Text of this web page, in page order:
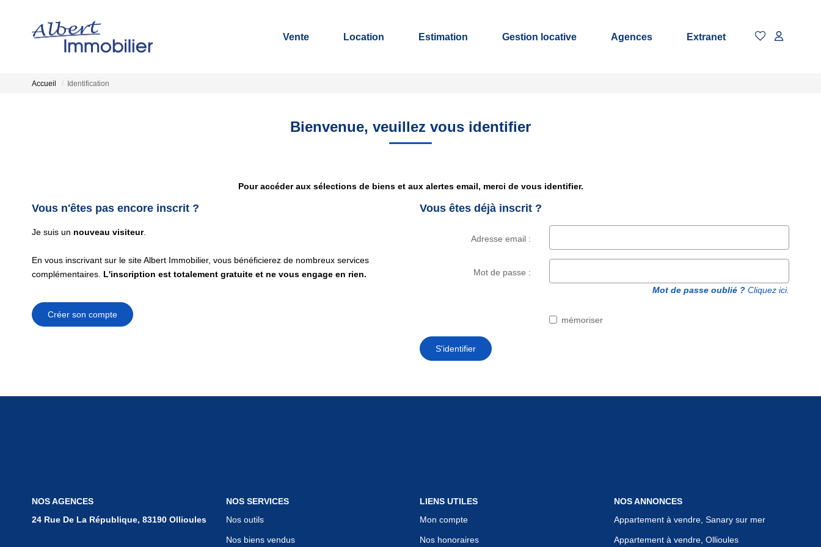
Vente Location Estimation Gestion locative Agences Extranet
Accueil Identification
Bienvenue, veuillez vous identifier
Pour accéder aux sélections de biens et aux alertes email, merci de vous identifier.
Vous n'êtes pas encore inscrit ?
Je suis un nouveau visiteur.
En vous inscrivant sur le site Albert Immobilier, vous bénéficierez de nombreux services
complémentaires. L'inscription est totalement gratuite et ne vous engage en rien.
Créer son compte
Vous êtes déjà inscrit ?
Adresse email :
Mot de passe :
Mot de passe oublié ?Cliquez ici.
mémoriser
S'identifier
NOS AGENCES
24 Rue De La République, 83190 Ollioules
NOS SERVICES
Nos outils
Nos biens vendus
LIENS UTILES
Mon compte
Nos honoraires
NOS ANNONCES
Appartement à vendre, Sanary sur mer
Appartement à vendre, Ollioules